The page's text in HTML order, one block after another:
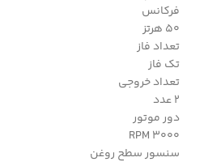
فرکانس
50 هرتز
تعداد فاز
تک فاز
تعداد خروجی
2 عدد
دور موتور
RPM 3000
سنسور سطح روغن